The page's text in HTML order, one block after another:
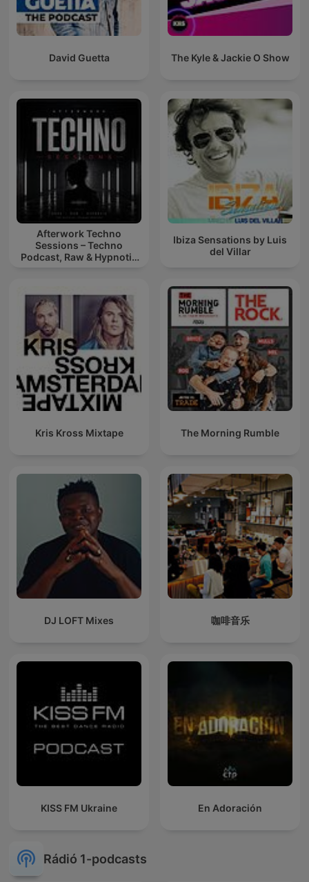
David Guetta The Kyle & Jackie O Show
Afterwork Techno
Sessions – Techno
Podcast, Raw & Hypnotic
Ibiza Sensations by Luis
del Villar
Kris Kross Mixtape The Morning Rumble
DJ LOFT Mixes 咖啡音乐
KISS FM Ukraine En Adoración
Rádió 1-podcasts